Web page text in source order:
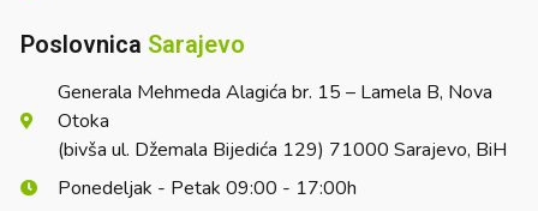
Poslovnica Sarajevo
Generala Mehmeda Alagića br. 15 – Lamela B, Nova
Otoka
(bivša ul. Džemala Bijedića 129) 71000 Sarajevo, BiH
Ponedeljak - Petak 09:00 - 17:00h